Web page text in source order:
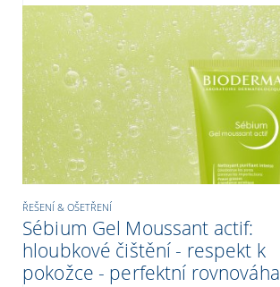
ŘEŠENÍ & OŠETŘENÍ
Sébium Gel Moussant actif:
hloubkové čištění - respekt k
pokožce - perfektní rovnováha